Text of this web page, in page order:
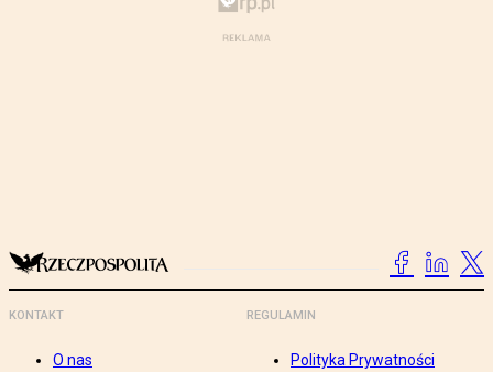
KONTAKT
O nas
REGULAMIN
Polityka Prywatności